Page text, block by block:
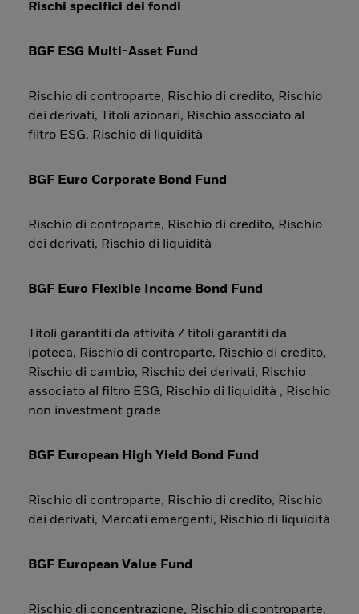
Rischi specifici dei fondi
BGF ESG Multi-Asset Fund
Rischio di controparte, Rischio di credito, Rischio
dei derivati, Titoli azionari, Rischio associato al
filtro ESG, Rischio di liquidità
BGF Euro Corporate Bond Fund
Rischio di controparte, Rischio di credito, Rischio
dei derivati, Rischio di liquidità
BGF Euro Flexible Income Bond Fund
Titoli garantiti da attività / titoli garantiti da
ipoteca, Rischio di controparte, Rischio di credito,
Rischio di cambio, Rischio dei derivati, Rischio
associato al filtro ESG, Rischio di liquidità , Rischio
non investment grade
BGF European High Yield Bond Fund
Rischio di controparte, Rischio di credito, Rischio
dei derivati, Mercati emergenti, Rischio di liquidità
BGF European Value Fund
Rischio di concentrazione, Rischio di controparte,